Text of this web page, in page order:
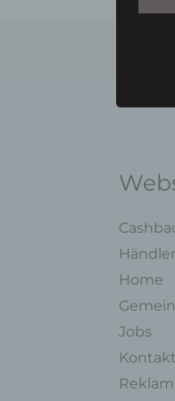
Home
Jobs
Kontakt